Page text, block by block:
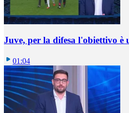
Juve, per la difesa l'obiettivo è
01:04